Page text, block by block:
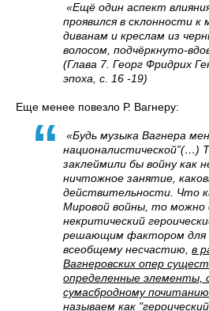
«Ещё один аспект
проявился в склонности к
диванам и креслам из
волосом, подчёркнуто-
(Глава 7. Георг Фридрих
эпоха, с. 16 -19)
Еще менее повезло Р. Вагнеру:
«Будь музыка Вагнера
националистической”(…)
заклеймили бы войну как
ничтожное занятие,
действительности. Что
Мировой войны, то
некритический
решающим фактором для
всеобщему несчастию, в
Вагнеровских опер
определенные элементы,
сумасбродному
называем как